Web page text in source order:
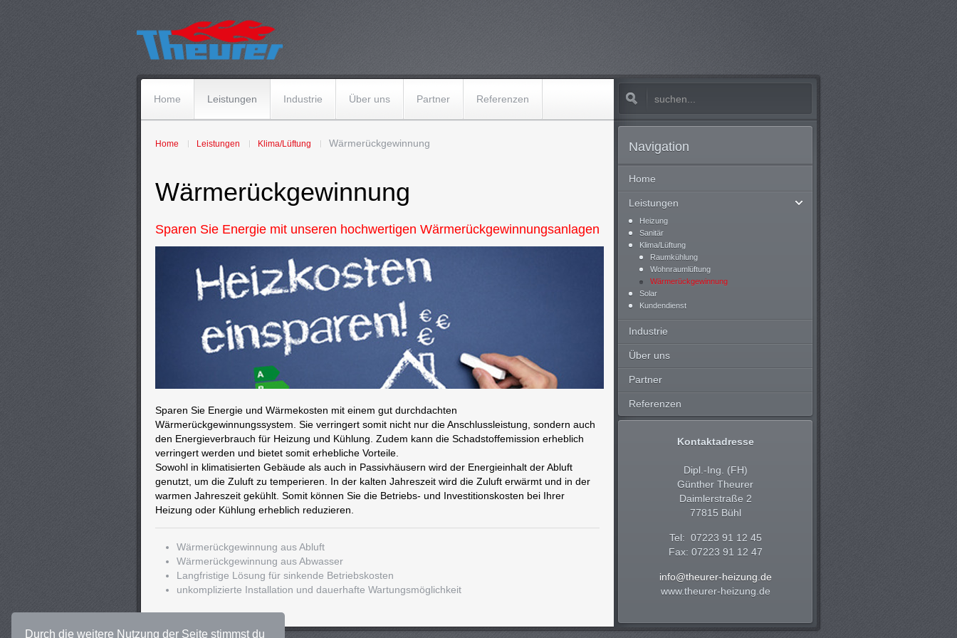
Durch die weitere Nutzung der Seite stimmst du
Home Leistungen Industrie Über uns Partner Referenzen
Home Leistungen Klima/Lüftung Wärmerückgewinnung
Wärmerückgewinnung
Sparen Sie Energie mit unseren hochwertigen Wärmerückgewinnungsanlagen
Sparen Sie Energie und Wärmekosten mit einem gut durchdachten
Wärmerückgewinnungssystem. Sie verringert somit nicht nur die Anschlussleistung, sondern auch
den Energieverbrauch für Heizung und Kühlung. Zudem kann die Schadstoffemission erheblich
verringert werden und bietet somit erhebliche Vorteile.
Sowohl in klimatisierten Gebäude als auch in Passivhäusern wird der Energieinhalt der Abluft
genutzt, um die Zuluft zu temperieren. In der kalten Jahreszeit wird die Zuluft erwärmt und in der
warmen Jahreszeit gekühlt. Somit können Sie die Betriebs- und Investitionskosten bei Ihrer
Heizung oder Kühlung erheblich reduzieren.
Wärmerückgewinnung aus Abluft
Wärmerückgewinnung aus Abwasser
Langfristige Lösung für sinkende Betriebskosten
unkomplizierte Installation und dauerhafte Wartungsmöglichkeit
Navigation
Home
Leistungen
Heizung
Sanitär
Klima/Lüftung
Raumkühlung
Wohnraumlüftung
Wärmerückgewinnung
Solar
Kundendienst
Industrie
Über uns
Partner
Referenzen
Kontaktadresse
Dipl.-Ing. (FH)
Günther Theurer
Daimlerstraße 2
77815 Bühl
Tel: 07223 91 12 45
Fax: 07223 91 12 47
info@theurer-heizung.de
www.theurer-heizung.de